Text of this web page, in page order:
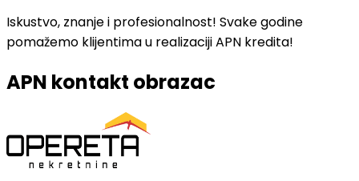
Iskustvo, znanje i profesionalnost! Svake godine
pomažemo klijentima u realizaciji APN kredita!
APN kontakt obrazac